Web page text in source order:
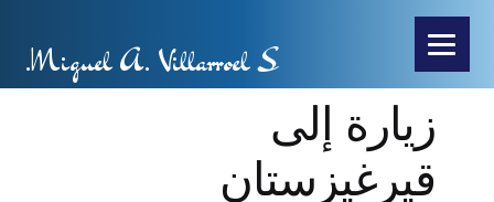
Miguel A. Villarroel S.
زيارة إلى
قيرغيزستان